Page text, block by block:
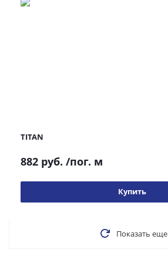
TITAN
882 руб. /пог. м
Купить
Показать еще